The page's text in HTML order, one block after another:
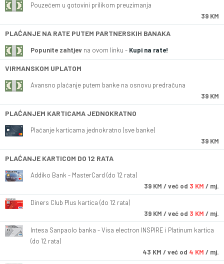
Pouzećem u gotovini prilikom preuzimanja
39 KM
PLAĆANJE NA RATE PUTEM PARTNERSKIH BANAKA
Popunite zahtjev na ovom linku - Kupi na rate!
VIRMANSKOM UPLATOM
Avansno plaćanje putem banke na osnovu predračuna
39 KM
PLAĆANJEM KARTICAMA JEDNOKRATNO
Plaćanje karticama jednokratno (sve banke)
39 KM
PLAĆANJE KARTICOM DO 12 RATA
Addiko Bank - MasterCard (do 12 rata)
39 KM / već od 3 KM / mj.
Diners Club Plus kartica (do 12 rata)
39 KM / već od 3 KM / mj.
Intesa Sanpaolo banka - Visa electron INSPIRE i Platinum kartica
(do 12 rata)
43 KM / već od 4 KM / mj.